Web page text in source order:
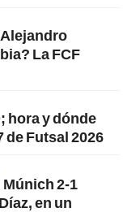
La FCF
hora y dónde
de Futsal 2026
2-1
en un